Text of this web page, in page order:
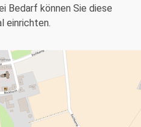
Bedarf können Sie diese
einrichten.